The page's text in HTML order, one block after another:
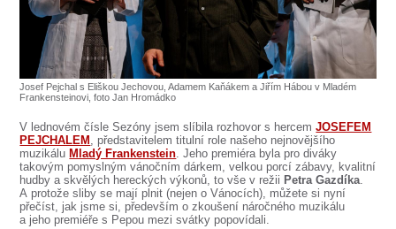
SOUBOR
DÁLE NABÍZÍME
Josef Pejchal s Eliškou Jechovou, Adamem Kaňákem a Jiřím Hábou v Mladém
Frankensteinovi, foto Jan Hromádko
V lednovém čísle Sezóny jsem slíbila rozhovor s hercemJOSEFEM
PEJCHALEM
, představitelem titulní role našeho nejnovějšího
muzikálu Mladý Frankenstein . Jeho premiéra byla pro diváky
takovým pomyslným vánočním dárkem, velkou porcí zábavy, kvalitní
hudby a skvělých hereckých výkonů, to vše v režii Petra Gazdíka
A protože sliby se mají plnit (nejen o Vánocích), můžete si nyní
přečíst, jak jsme si, především o zkoušení náročného muzikálu
a jeho premiéře s Pepou mezi svátky popovídali.